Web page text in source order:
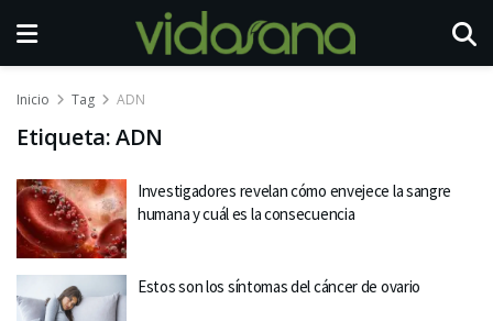
Inicio Tag ADN
Etiqueta:ADN
Investigadores revelan cómo envejece la sangre
humana y cuál es la consecuencia
Estos son los síntomas del cáncer de ovario